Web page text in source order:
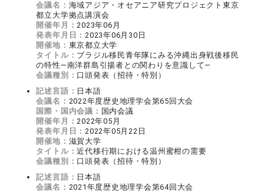
会議名： 海域アジア・オセアニア研究プロジェクト東京
都立大学拠点講演会
開催年月：2023年06月
発表年月日：2023年06月30日
開催地： 東京都立大学
タイトル： ブラジル移民青年隊にみる沖縄出身戦後移民
の特性―南洋群島引揚者との関わりを意識して―
会議種別： 口頭発表（招待・特別）
記述言語： 日本語
会議名： 2022年度歴史地理学会第65回大会
国際・国内会議： 国内会議
開催年月：2022年05月
発表年月日：2022年05月22日
開催地： 滋賀大学
タイトル：近代移行期における温州蜜柑の需要
会議種別： 口頭発表（招待・特別）
記述言語： 日本語
会議名： 2021年度歴史地理学会第64回大会